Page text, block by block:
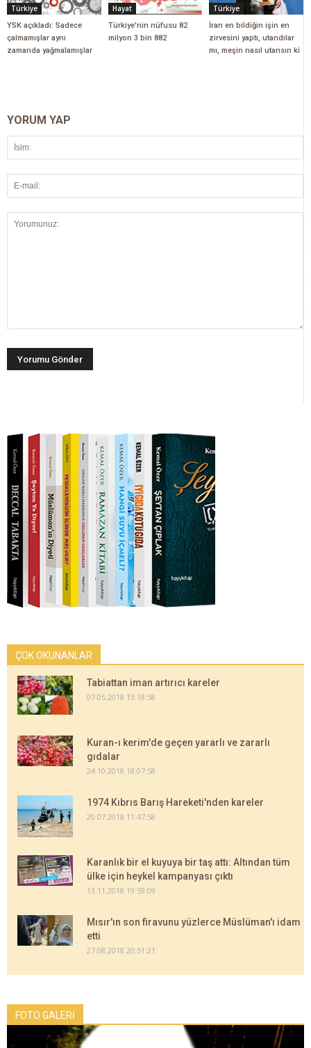
Türkiye
YSK açıkladı: Sadece
çalmamışlar aynı
zamanda yağmalamışlar
Hayat
Türkiye'nin nüfusu 82
milyon 3 bin 882
Türkiye
İran en bildiğin işin en
zirvesini yaptı, utandılar
mı, meşin nasıl utansın ki
YORUM YAP
ÇOK OKUNANLAR
Tabiattan iman artırıcı kareler
07.05.2018 13:18:58
Kuran-ı kerim'de geçen yararlı ve zararlı
gıdalar
24.10.2018 18:07:58
1974 Kıbrıs Barış Hareketi'nden kareler
20.07.2018 11:47:58
Karanlık bir el kuyuya bir taş attı: Altından tüm
ülke için heykel kampanyası çıktı
13.11.2018 19:59:09
Mısır'ın son firavunu yüzlerce Müslüman'ı idam
etti
27.08.2018 20:51:21
FOTO GALERİ